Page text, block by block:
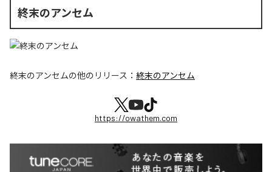
終末のアンセム
終末のアンセムの他のリリース： 終末のアンセム
https://owathem.com